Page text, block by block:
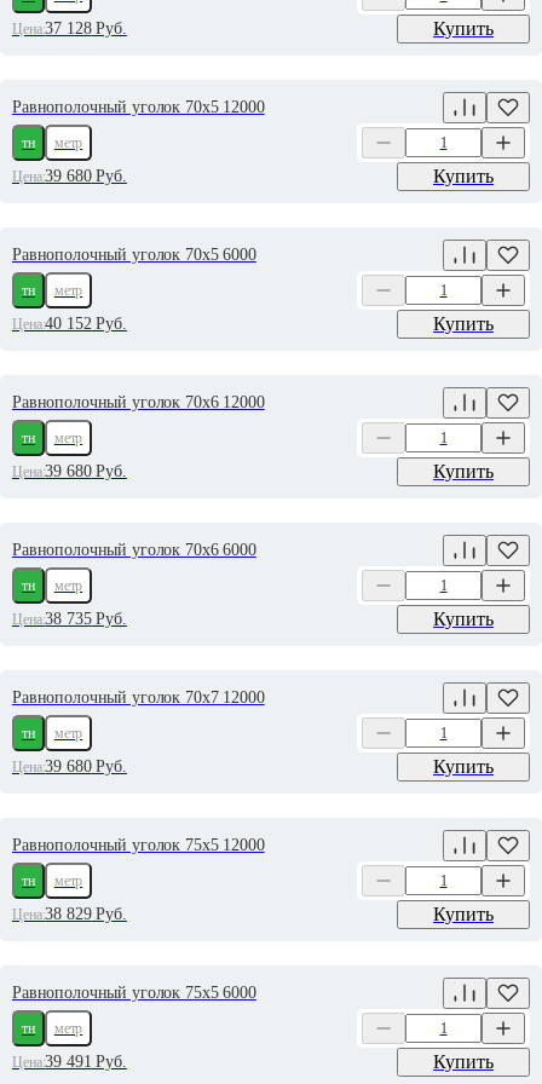
Цена:37 128Руб. Купить
Равнополочный уголок 70х5 12000
тн
метр
Цена:39 680Руб. Купить
Равнополочный уголок 70х5 6000
тн
метр
Цена:40 152Руб. Купить
Равнополочный уголок 70х6 12000
тн
метр
Цена:39 680Руб. Купить
Равнополочный уголок 70х6 6000
тн
метр
Цена:38 735Руб. Купить
Равнополочный уголок 70х7 12000
тн
метр
Цена:39 680Руб. Купить
Равнополочный уголок 75х5 12000
тн
метр
Цена:38 829Руб. Купить
Равнополочный уголок 75х5 6000
тн
метр
Цена:39 491 Руб. Купить